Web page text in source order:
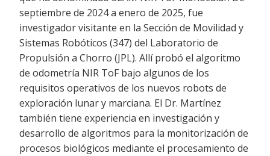
septiembre de 2024 a enero de 2025, fue
investigador visitante en la Sección de Movilidad y
Sistemas Robóticos (347) del Laboratorio de
Propulsión a Chorro (JPL). Allí probó el algoritmo
de odometría NIR ToF bajo algunos de los
requisitos operativos de los nuevos robots de
exploración lunar y marciana. El Dr. Martínez
también tiene experiencia en investigación y
desarrollo de algoritmos para la monitorización de
procesos biológicos mediante el procesamiento de